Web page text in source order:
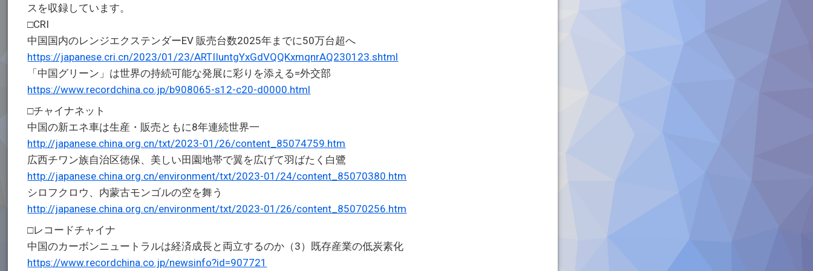
スを収録しています。
□CRI
中国国内のレンジエクステンダーEV 販売台数2025年までに50万台超へ
https://japanese.cri.cn/2023/01/23/ARTIIuntgYxGdVQQKxmqnrAQ230123.shtml
「中国グリーン」は世界の持続可能な発展に彩りを添える=外交部
https://www.recordchina.co.jp/b908065-s12-c20-d0000.html
□チャイナネット
中国の新エネ車は生産・販売ともに8年連続世界一
http://japanese.china.org.cn/txt/2023-01/26/content_85074759.htm
広西チワン族自治区徳保、美しい田園地帯で翼を広げて羽ばたく白鷺
http://japanese.china.org.cn/environment/txt/2023-01/24/content_85070380.htm
シロフクロウ、内蒙古モンゴルの空を舞う
http://japanese.china.org.cn/environment/txt/2023-01/26/content_85070256.htm
□レコードチャイナ
中国のカーボンニュートラルは経済成長と両立するのか（3）既存産業の低炭素化
https://www.recordchina.co.jp/newsinfo?id=907721